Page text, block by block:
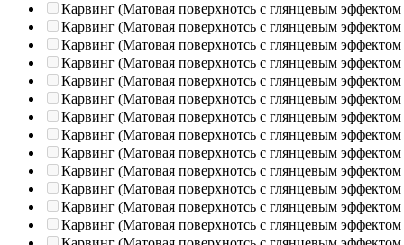
Карвинг (Матовая поверхнотсь с глянцевым эффектом
Карвинг (Матовая поверхнотсь с глянцевым эффектом
Карвинг (Матовая поверхнотсь с глянцевым эффектом
Карвинг (Матовая поверхнотсь с глянцевым эффектом
Карвинг (Матовая поверхнотсь с глянцевым эффектом
Карвинг (Матовая поверхнотсь с глянцевым эффектом
Карвинг (Матовая поверхнотсь с глянцевым эффектом
Карвинг (Матовая поверхнотсь с глянцевым эффектом
Карвинг (Матовая поверхнотсь с глянцевым эффектом
Карвинг (Матовая поверхнотсь с глянцевым эффектом
Карвинг (Матовая поверхнотсь с глянцевым эффектом
Карвинг (Матовая поверхнотсь с глянцевым эффектом
Карвинг (Матовая поверхнотсь с глянцевым эффектом